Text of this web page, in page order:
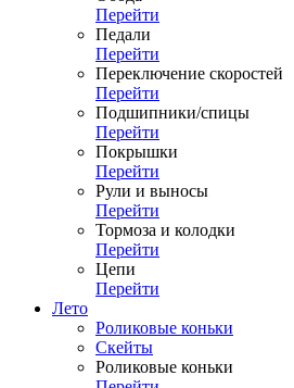
Перейти
Педали
Перейти
Переключение скоростей
Перейти
Подшипники/спицы
Перейти
Покрышки
Перейти
Рули и выносы
Перейти
Тормоза и колодки
Перейти
Цепи
Перейти
Лето
Роликовые коньки
Скейты
Роликовые коньки